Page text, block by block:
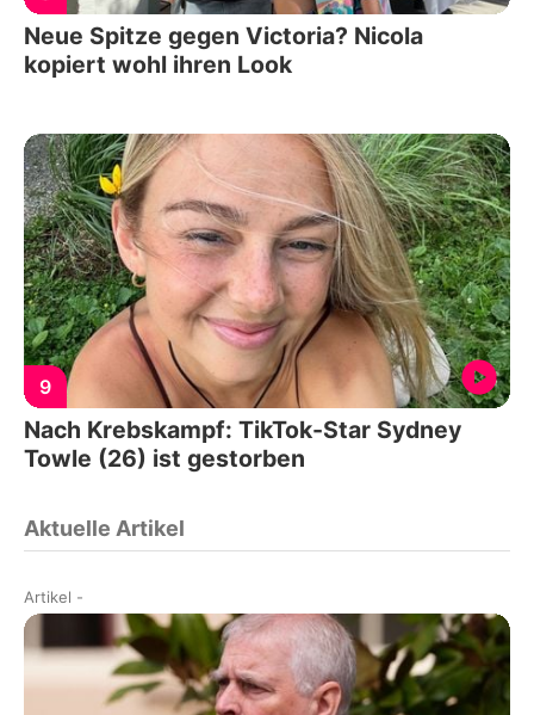
Neue Spitze gegen Victoria? Nicola
kopiert wohl ihren Look
9
Nach Krebskampf: TikTok-Star Sydney
Towle (26) ist gestorben
Aktuelle Artikel
Artikel -